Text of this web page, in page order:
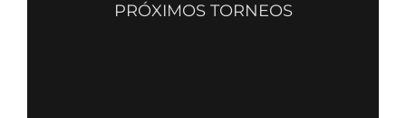
PRÓXIMOS TORNEOS